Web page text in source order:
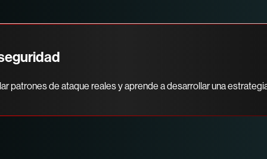
patrones de ataque reales y aprende a desarrollar una